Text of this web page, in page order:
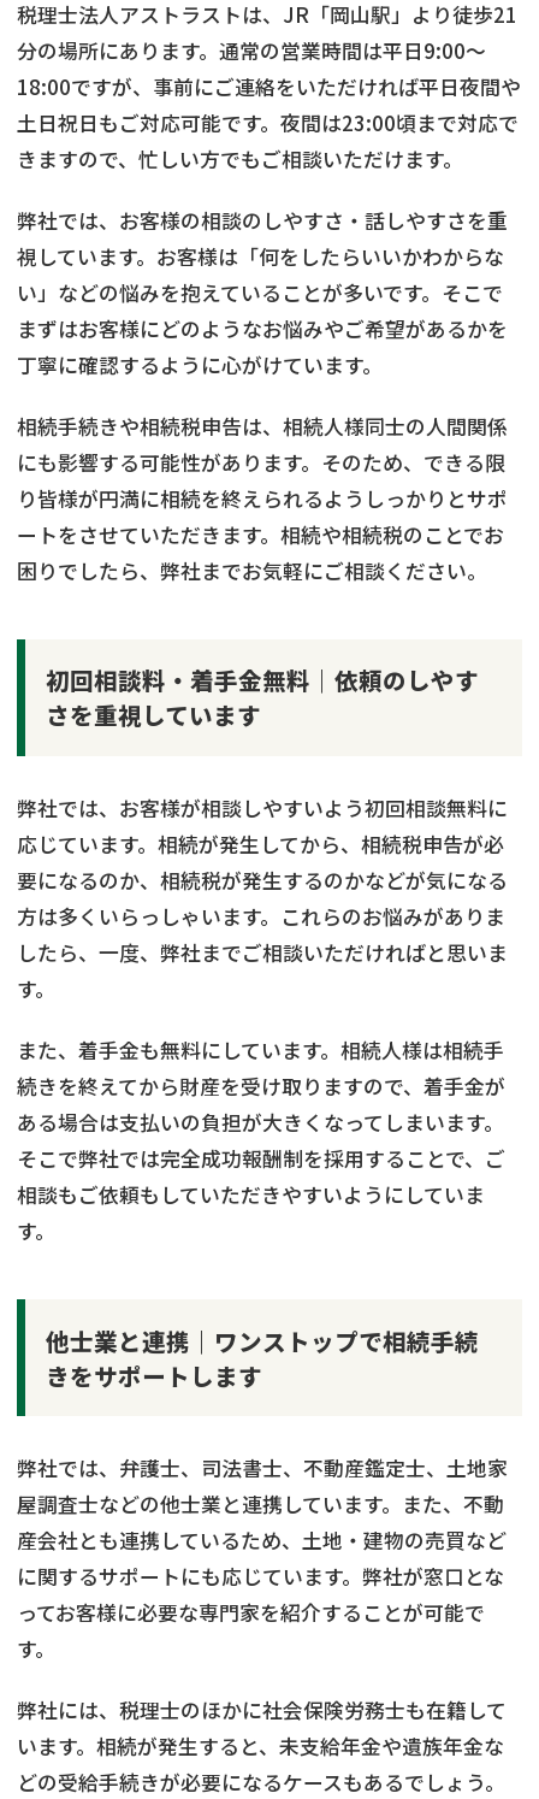
税理士法人アストラストは、JR「岡山駅」より徒歩21
分の場所にあります。通常の営業時間は平日9:00～
18:00ですが、事前にご連絡をいただければ平日夜間や
土日祝日もご対応可能です。夜間は23:00頃まで対応で
きますので、忙しい方でもご相談いただけます。
弊社では、お客様の相談のしやすさ・話しやすさを重
視しています。お客様は「何をしたらいいかわからな
い」などの悩みを抱えていることが多いです。そこで
まずはお客様にどのようなお悩みやご希望があるかを
丁寧に確認するように心がけています。
相続手続きや相続税申告は、相続人様同士の人間関係
にも影響する可能性があります。そのため、できる限
り皆様が円満に相続を終えられるようしっかりとサポ
ートをさせていただきます。相続や相続税のことでお
困りでしたら、弊社までお気軽にご相談ください。
初回相談料・着手金無料｜依頼のしやす
さを重視しています
弊社では、お客様が相談しやすいよう初回相談無料に
応じています。相続が発生してから、相続税申告が必
要になるのか、相続税が発生するのかなどが気になる
方は多くいらっしゃいます。これらのお悩みがありま
したら、一度、弊社までご相談いただければと思いま
す。
また、着手金も無料にしています。相続人様は相続手
続きを終えてから財産を受け取りますので、着手金が
ある場合は支払いの負担が大きくなってしまいます。
そこで弊社では完全成功報酬制を採用することで、ご
相談もご依頼もしていただきやすいようにしていま
す。
他士業と連携｜ワンストップで相続手続
きをサポートします
弊社では、弁護士、司法書士、不動産鑑定士、土地家
屋調査士などの他士業と連携しています。また、不動
産会社とも連携しているため、土地・建物の売買など
に関するサポートにも応じています。弊社が窓口とな
ってお客様に必要な専門家を紹介することが可能で
す。
弊社には、税理士のほかに社会保険労務士も在籍して
います。相続が発生すると、未支給年金や遺族年金な
どの受給手続きが必要になるケースもあるでしょう。